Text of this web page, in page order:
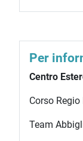
Per
Centro
Corso
Team